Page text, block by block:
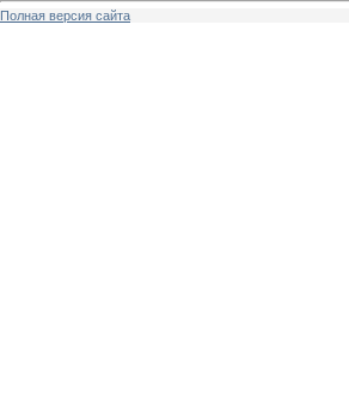
Полная версия сайта